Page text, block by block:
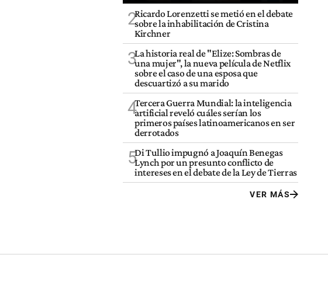
2Ricardo Lorenzetti se metió en el debate
sobre la inhabilitación de Cristina
Kirchner
3La historia real de "Elize: Sombras de
una mujer", la nueva película de Netflix
sobre el caso de una esposa que
descuartizó a su marido
4Tercera Guerra Mundial: la inteligencia
artificial reveló cuáles serían los
primeros países latinoamericanos en ser
derrotados
5Di Tullio impugnó a Joaquín Benegas
Lynch por un presunto conflicto de
intereses en el debate de la Ley de Tierras
VER MÁS